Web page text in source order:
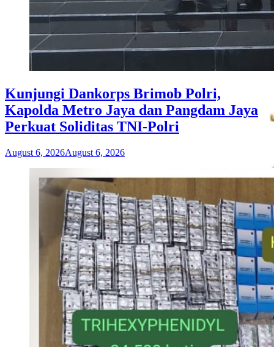
Kunjungi Dankorps Brimob Polri,
Kapolda Metro Jaya dan Pangdam Jaya
Perkuat Soliditas TNI-Polri
August 6, 2026August 6, 2026